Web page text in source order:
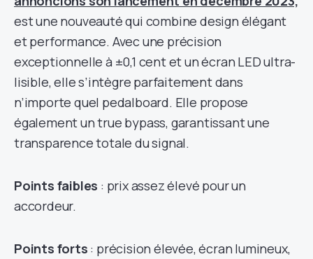
est une nouveauté qui combine design élégant
et performance. Avec une précision
exceptionnelle à ±0,1 cent et un écran LED ultra-
lisible, elle s’intègre parfaitement dans
n’importe quel pedalboard. Elle propose
également un true bypass, garantissant une
transparence totale du signal.
Points faibles : prix assez élevé pour un
accordeur.
Points forts : précision élevée, écran lumineux,